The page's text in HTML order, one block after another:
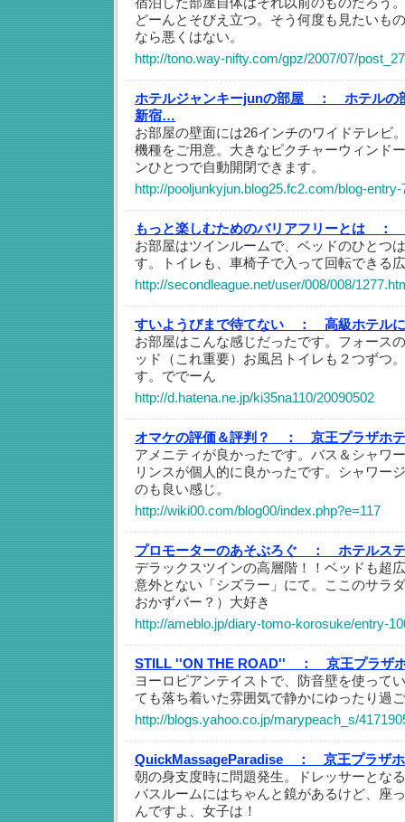
どーんとそびえ立つ。そう何度も見たいも
なら悪くはない。
http://tono.way-nifty.com/gpz/2007/07/
ホテルジャンキーjunの部屋 ：
ホテルの
新宿…
お部屋の壁面には26インチのワイドテレビ
機種をご用意。大きなピクチャーウィンド
ンひとつで自動開閉できます。
http://pooljunkyjun.blog25.fc2.com/blog-entry-
もっと楽しむためのバリアフリーとは ：
お部屋はツインルームで、ベッドのひとつ
す。トイレも、車椅子で入って回転できる
http://secondleague.net/user/008/008/
すいようびまで待てない ：
高級ホテル
お部屋はこんな感じだったです。フォース
ッド（これ重要）お風呂トイレも２つずつ
す。ででーん
http://d.hatena.ne.jp/ki35na110/20090502
オマケの評価＆評判？ ：
京王プラザホ
アメニティが良かったです。バス＆シャワ
リンスが個人的に良かったです。シャワー
のも良い感じ。
http://wiki00.com/blog00/index.php?e=117
プロモーターのあそぶろぐ ：
ホテルス
デラックスツインの高層階！！ベッドも超
意外とない「シズラー」にて。ここのサラ
おかずバー？）大好き
http://ameblo.jp/diary-tomo-korosuke/entry-
STILL ''ON THE ROAD'' ：
京王プラザ
ヨーロピアンテイストで、防音壁を使って
ても落ち着いた雰囲気で静かにゆったり過
http://blogs.yahoo.co.jp/marypeach_s/
QuickMassageParadise ：
京王プラザ
朝の身支度時に問題発生。ドレッサーとな
バスルームにはちゃんと鏡があるけど、座
んですよ、女子は！